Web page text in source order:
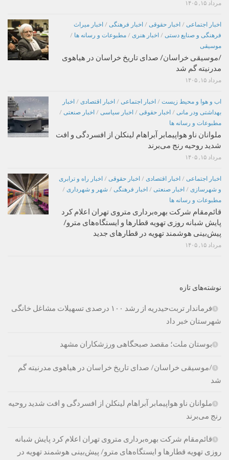
مرداد ۱۵, ۱۴۰۵
اخبار اجتماعی / اخبار حقوقی / اخبار فرهنگی / اخبار میراث
فرهنگی و صنایع دستی / اخبار هنری / مطبوعات و رسانه ها /
موسیقی
/موسیقی خراسان/ صدای تاریخ خراسان در هیاهوی
مدرنیته گم شد
مرداد ۱۵, ۱۴۰۵
اب و هوا و محیط زیست / اخبار اجتماعی / اخبار اقتصادی / اخبار
بهداشتی ودر مانی / اخبار حقوقی / اخبار سیاسی / اخبار صنعتی /
مطبوعات و رسانه ها
ملوانان ناو هواپیمابر آبراهام لینکلن از افسردگی و افت
شدید روحیه رنج می‌برند
مرداد ۱۵, ۱۴۰۵
اخبار اجتماعی / اخبار اقتصادی / اخبار حقوقی / اخبار راه و ترابری
و شهرسازی / اخبار صنعتی / اخبار فرهنگی / شهر و شهرداری /
مطبوعات و رسانه ها
قائم‌مقام شرکت بهره‌برداری متروی تهران اعلام کرد
پایش شبانه روزی تهویه قطارها و ایستگاه‌های مترو/
پیش‌بینی هوشمند تهویه در قطارهای جدید
مرداد ۱۵, ۱۴۰۵
نوشته‌های تازه
فرماندار تربت‌حیدریه از رشد ۱۰۰ درصدی تسهیلات مشاغل خانگی
شهرستان خبر داد
بوستان ملت؛ مقصد صبحگاهی ورزشکاران مشهد
/موسیقی خراسان/ صدای تاریخ خراسان در هیاهوی مدرنیته گم
شد
ملوانان ناو هواپیمابر آبراهام لینکلن از افسردگی و افت شدید روحیه
رنج می‌برند
قائم‌مقام شرکت بهره‌برداری متروی تهران اعلام کرد پایش شبانه
روزی تهویه قطارها و ایستگاه‌های مترو/ پیش‌بینی هوشمند تهویه در